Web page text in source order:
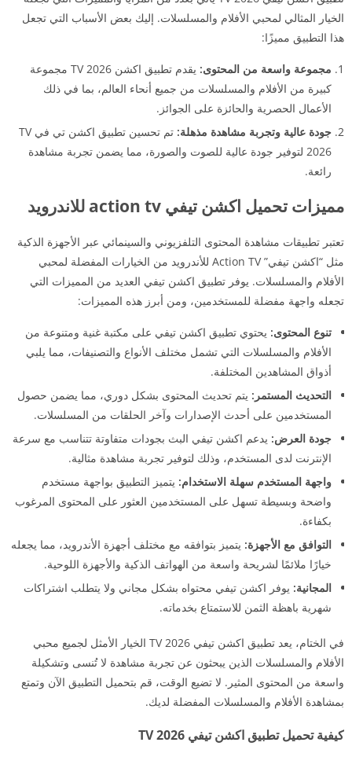
الخيار المثالي لمحبي الأفلام والمسلسلات. إليك بعض الأسباب التي تجعل
هذا التطبيق مميزًا:
مجموعة واسعة من المحتوى:
يقدم تطبيق اكشن TV 2026 مجموعة
كبيرة من الأفلام والمسلسلات من جميع أنحاء العالم، بما في ذلك
الأعمال الحصرية والحائزة على الجوائز.
جودة عالية وتجربة مشاهدة مذهلة:
تم تحسين تطبيق اكشن تي في TV
2026 لتوفير جودة عالية للصوت والصورة، مما يضمن تجربة مشاهدة
رائعة.
مميزات تحميل اكشن تيفي action tv للاندرويد
تعتبر تطبيقات مشاهدة المحتوى التلفزيوني والسينمائي عبر الأجهزة الذكية
مثل “اكشن تيفي” Action TV للأندرويد من الخيارات المفضلة لمحبي
الأفلام والمسلسلات. يوفر تطبيق اكشن تيفي العديد من المميزات التي
تجعله واجهة مفضلة للمستخدمين، ومن أبرز هذه المميزات:
تنوع المحتوى: يحتوي تطبيق اكشن تيفي على مكتبة غنية ومتنوعة من
الأفلام والمسلسلات التي تشمل مختلف الأنواع والتصنيفات، مما يلبي
أذواق المشاهدين المختلفة.
التحديث المستمر: يتم تحديث المحتوى بشكل دوري، مما يضمن حصول
المستخدمين على أحدث الإصدارات وآخر الحلقات من المسلسلات.
جودة العرض: يدعم اكشن تيفي البث بجودات متفاوتة تتناسب مع سرعة
الإنترنت لدى المستخدم، وذلك لتوفير تجربة مشاهدة مثالية.
واجهة المستخدم سهلة الاستخدام: يتميز التطبيق بواجهة مستخدم
واضحة وبسيطة تسهل على المستخدمين العثور على المحتوى المرغوب
بكفاءة.
التوافق مع الأجهزة: يتميز بتوافقه مع مختلف أجهزة الأندرويد، مما يجعله
خيارًا ملائمًا لشريحة واسعة من الهواتف الذكية والأجهزة اللوحية.
المجانية: يوفر اكشن تيفي محتواه بشكل مجاني ولا يتطلب اشتراكات
شهرية باهظة الثمن للاستمتاع بخدماته.
في الختام، يعد تطبيق اكشن تيفي TV 2026 الخيار الأمثل لجميع محبي
الأفلام والمسلسلات الذين يبحثون عن تجربة مشاهدة لا تُنسى وتشكيلة
واسعة من المحتوى المثير. لا تضيع الوقت، قم بتحميل التطبيق الآن وتمتع
بمشاهدة الأفلام والمسلسلات المفضلة لديك.
كيفية تحميل تطبيق اكشن تيفي TV 2026